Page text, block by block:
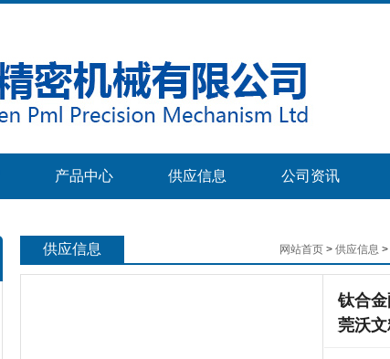
产品中心 供应信息 公司资讯
网站首页 > 供应信息 >
供应信息
钛合
莞沃